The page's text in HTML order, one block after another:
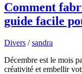
Comment
guide facile
Divers /sandra
Décembre est le mois
créativité et embellir